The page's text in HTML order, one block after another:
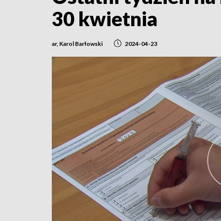
30 kwietnia
ar, Karol Barłowski 2024-04-23